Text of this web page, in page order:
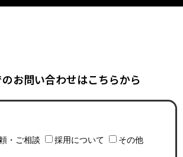
お問い合わせはこちらから
・ご相談 採用について その他